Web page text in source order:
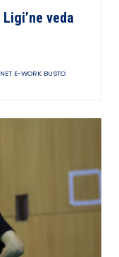
veda
E-WORK BUSTO